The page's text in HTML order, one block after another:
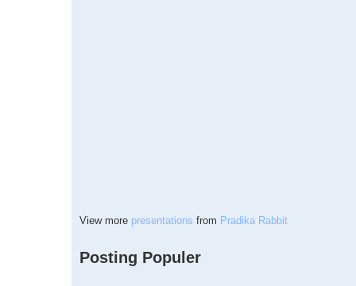
View more presentations from Pradika Rabbit
Posting Populer